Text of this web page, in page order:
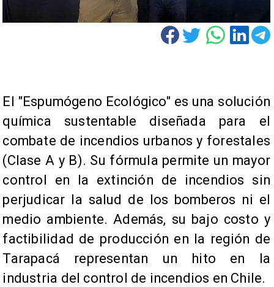
El "Espumógeno Ecológico" es una solución
química sustentable diseñada para el
combate de incendios urbanos y forestales
(Clase A y B). Su fórmula permite un mayor
control en la extinción de incendios sin
perjudicar la salud de los bomberos ni el
medio ambiente. Además, su bajo costo y
factibilidad de producción en la región de
Tarapacá representan un hito en la
industria del control de incendios en Chile.​